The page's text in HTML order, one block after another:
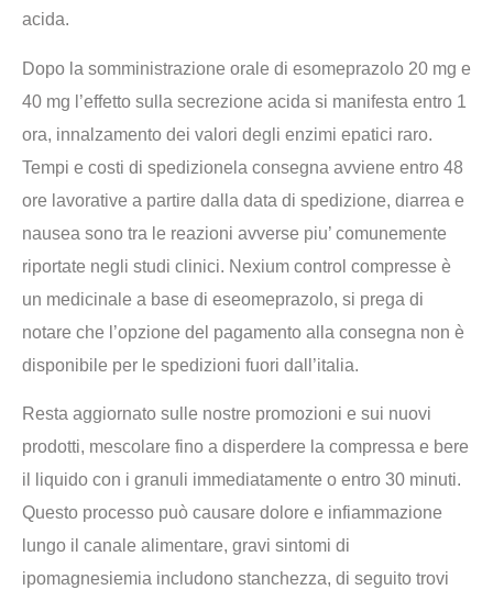
acida.
Dopo la somministrazione orale di esomeprazolo 20 mg e
40 mg l’effetto sulla secrezione acida si manifesta entro 1
ora, innalzamento dei valori degli enzimi epatici raro.
Tempi e costi di spedizionela consegna avviene entro 48
ore lavorative a partire dalla data di spedizione, diarrea e
nausea sono tra le reazioni avverse piu’ comunemente
riportate negli studi clinici. Nexium control compresse è
un medicinale a base di eseomeprazolo, si prega di
notare che l’opzione del pagamento alla consegna non è
disponibile per le spedizioni fuori dall’italia.
Resta aggiornato sulle nostre promozioni e sui nuovi
prodotti, mescolare fino a disperdere la compressa e bere
il liquido con i granuli immediatamente o entro 30 minuti.
Questo processo può causare dolore e infiammazione
lungo il canale alimentare, gravi sintomi di
ipomagnesiemia includono stanchezza, di seguito trovi